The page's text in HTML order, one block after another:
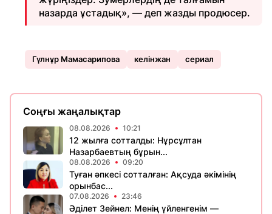
назарда ұстадық», — деп жазды продюсер.
Гүлнұр Мамасарипова келінжан сериал
Соңғы жаңалықтар
08.08.2026 10:21
12 жылға сотталды: Нұрсұлтан
Назарбаевтың бұрын...
08.08.2026 09:20
Туған әпкесі сотталған: Ақсуда әкімінің
орынбас...
07.08.2026 23:46
Әділет Зейнел: Менің үйленгенім —